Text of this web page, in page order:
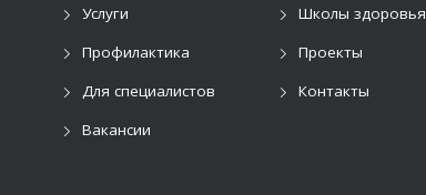
Услуги
Школы здоровья
Профилактика
Проекты
Для специалистов
Контакты
Вакансии